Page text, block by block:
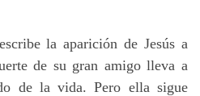
la aparición de Jesús a
de su gran amigo lleva a
de la vida. Pero ella sigue